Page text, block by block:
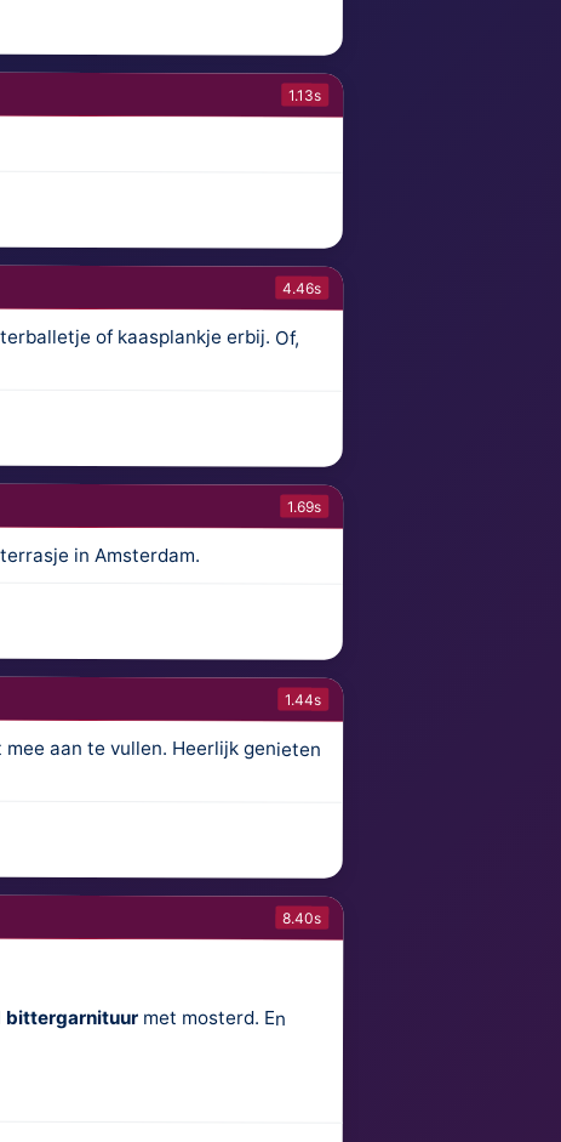
1.13s
4.46s
of kaasplankje erbij. Of,
1.69s
in Amsterdam.
1.44s
aan te vullen. Heerlijk genieten
8.40s
bittergarnituur met mosterd. En